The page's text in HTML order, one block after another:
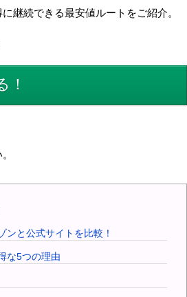
継続できる最安値ルートをご紹介。
！
と公式サイトを比較！
な5つの理由